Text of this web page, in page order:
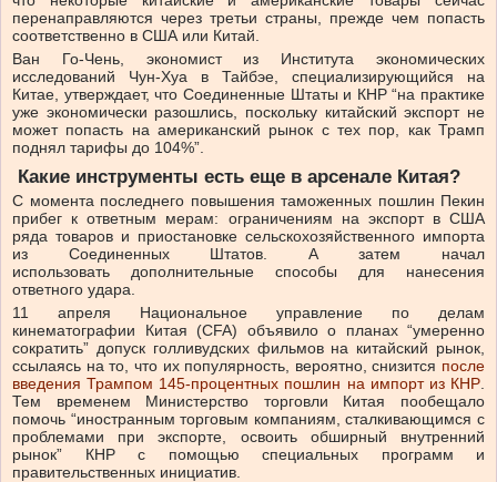
перенаправляются через третьи страны, прежде чем попасть
соответственно в США или Китай.
Ван Го-Чень, экономист из Института экономических
исследований Чун-Хуа в Тайбэе, специализирующийся на
Китае, утверждает, что Соединенные Штаты и КНР “на практике
уже экономически разошлись, поскольку китайский экспорт не
может попасть на американский рынок с тех пор, как Трамп
поднял тарифы до 104%”.
Какие инструменты есть еще в арсенале Китая?
С момента последнего повышения таможенных пошлин Пекин
прибег к ответным мерам: ограничениям на экспорт в США
ряда товаров и приостановке сельскохозяйственного импорта
из Соединенных Штатов. А затем начал
использовать дополнительные способы для нанесения
ответного удара.
11 апреля Национальное управление по делам
кинематографии Китая (CFA) объявило о планах “умеренно
сократить” допуск голливудских фильмов на китайский рынок,
ссылаясь на то, что их популярность, вероятно, снизится после
введения Трампом 145-процентных пошлин на импорт из КНР
Тем временем Министерство торговли Китая пообещало
помочь “иностранным торговым компаниям, сталкивающимся с
проблемами при экспорте, освоить обширный внутренний
рынок” КНР с помощью специальных программ и
правительственных инициатив.